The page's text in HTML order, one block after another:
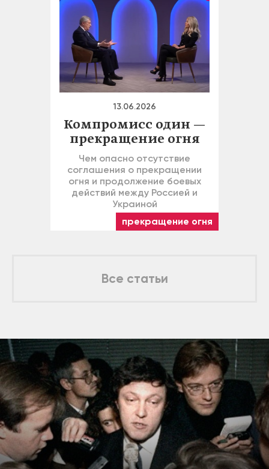
13.06.2026
Компромисс один —
прекращение огня
Чем опасно отсутствие
соглашения о прекращении
огня и продолжение боевых
действий между Россией и
Украиной
прекращение огня
Все статьи